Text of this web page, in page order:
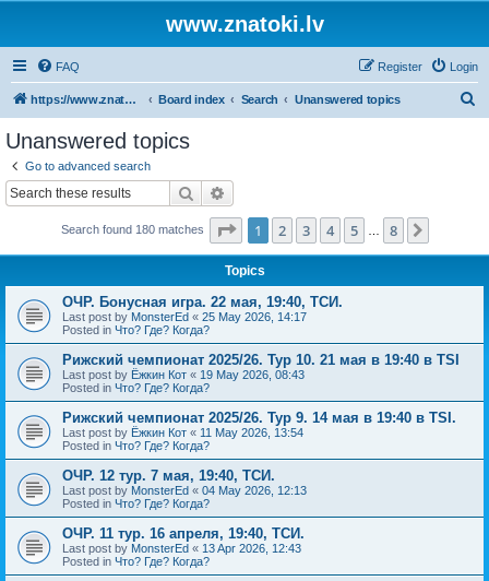
www.znatoki.lv
FAQ Login
Register
https://www.znatoki.lv/forum Board index Search Unanswered topics
Unanswered topics
Go to advanced search
Search
Search found 180 matches Page 1of 8
1 2 3 4 5 8
Topics
ОЧР. Бонусная игра. 22 мая, 19:40, ТСИ.
Last post by MonsterEd « 25 May 2026, 14:17
Posted in Что? Где? Когда?
Рижский чемпионат 2025/26. Тур 10. 21 мая в 19:40 в TSI
Last post by Ёжкин Кот « 19 May 2026, 08:43
Posted in Что? Где? Когда?
Рижский чемпионат 2025/26. Тур 9. 14 мая в 19:40 в TSI.
Last post by Ёжкин Кот « 11 May 2026, 13:54
Posted in Что? Где? Когда?
ОЧР. 12 тур. 7 мая, 19:40, ТСИ.
Last post by MonsterEd « 04 May 2026, 12:13
Posted in Что? Где? Когда?
ОЧР. 11 тур. 16 апреля, 19:40, ТСИ.
Last post by MonsterEd « 13 Apr 2026, 12:43
Posted in Что? Где? Когда?